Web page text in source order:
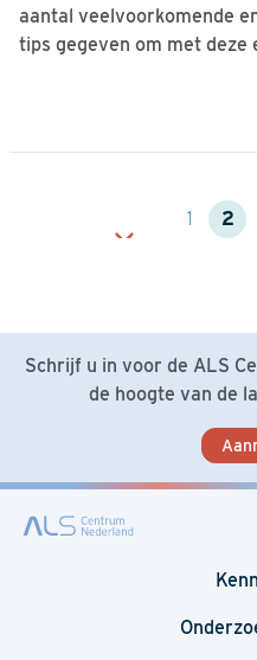
aantal veelvoorkomende
tips gegeven om met deze
1 2
Schrijf u in voor de ALS
de hoogte van de